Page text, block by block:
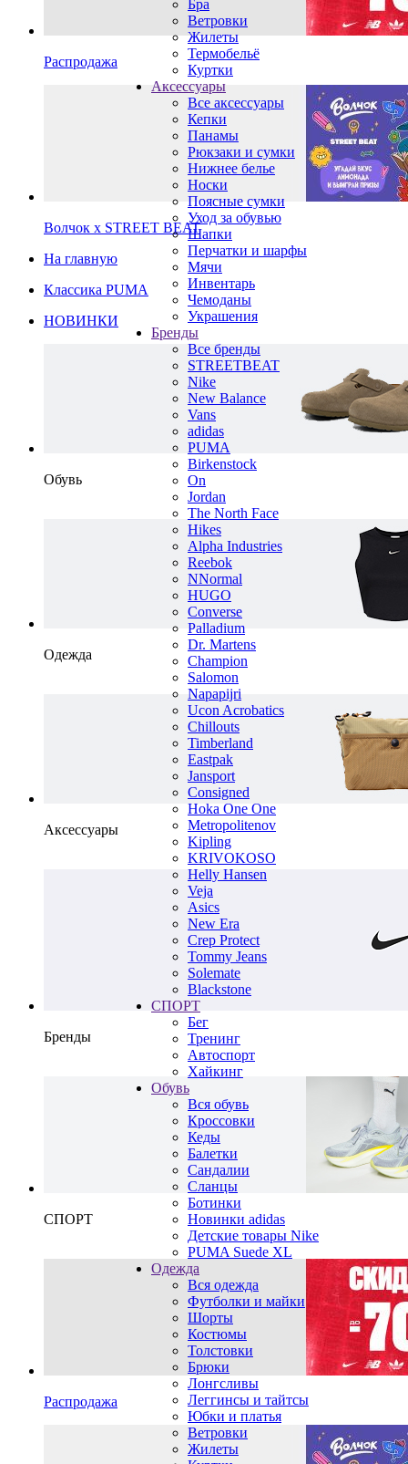
Бра
Ветровки
Жилеты
Термобельё
Куртки
Аксессуары
Все аксессуары
Кепки
Панамы
Рюкзаки и сумки
Нижнее белье
Носки
Поясные сумки
Уход за обувью
Шапки
Перчатки и шарфы
Мячи
Инвентарь
Чемоданы
Украшения
Бренды
Все бренды
STREETBEAT
Nike
New Balance
Vans
adidas
PUMA
Birkenstock
On
Jordan
The North Face
Hikes
Alpha Industries
Reebok
NNormal
HUGO
Converse
Palladium
Dr. Martens
Champion
Salomon
Napapijri
Ucon Acrobatics
Chillouts
Timberland
Eastpak
Jansport
Consigned
Hoka One One
Metropolitenov
Kipling
KRIVOKOSO
Helly Hansen
Veja
Asics
New Era
Crep Protect
Tommy Jeans
Solemate
Blackstone
СПОРТ
Бег
Тренинг
Автоспорт
Хайкинг
Обувь
Вся обувь
Кроссовки
Кеды
Балетки
Сандалии
Сланцы
Ботинки
Новинки adidas
Детские товары Nike
PUMA Suede XL
Одежда
Вся одежда
Футболки и майки
Шорты
Костюмы
Толстовки
Брюки
Лонгсливы
Леггинсы и тайтсы
Юбки и платья
Ветровки
Жилеты
Распродажа
Волчок х STREET BEAT
На главную
Классика PUMA
НОВИНКИ
Обувь
Одежда
Аксессуары
Бренды
СПОРТ
Распродажа